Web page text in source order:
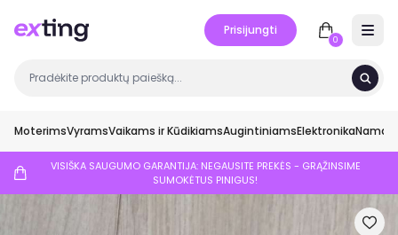
Prisijungti
0
MoterimsVyramsVaikams ir KūdikiamsAugintiniamsElektronikaNamai
VISIŠKA SAUGUMO GARANTIJA: NEGAUSITE PREKĖS - GRĄŽINSIME
SUMOKĖTUS PINIGUS!